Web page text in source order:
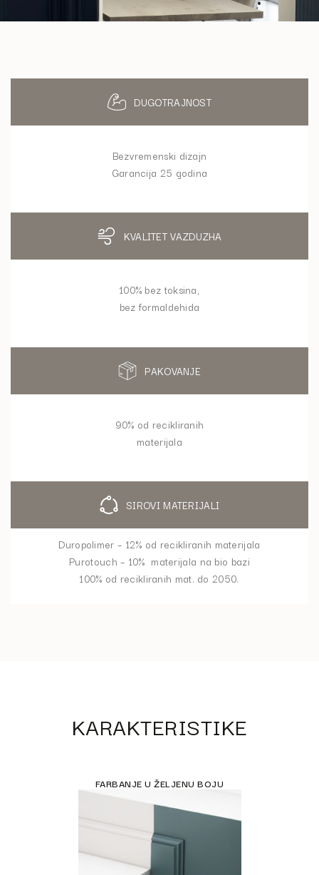
DUGOTRAJNOST
Bezvremenski dizajn
Garancija 25 godina
KVALITET VAZDUZHA
100% bez toksina,
bez formaldehida
PAKOVANJE
90% od recikliranih
materijala
SIROVI MATERIJALI
Duropolimer – 12% od recikliranih materijala
Purotouch – 10% materijala na bio bazi
100% od recikliranih mat. do 2050.
KARAKTERISTIKE
FARBANJE U ŽELJENU BOJU